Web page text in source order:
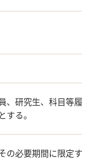
、研究生、科目等
する。
の必要期間に限定す